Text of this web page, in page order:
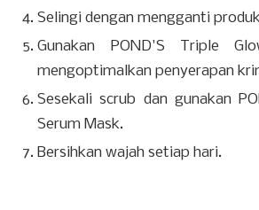
Selingi dengan mengganti
Gunakan POND'S Triple
mengoptimalkan penyerapan
Sesekali scrub dan gunakan
Serum Mask.
Bersihkan wajah setiap hari.